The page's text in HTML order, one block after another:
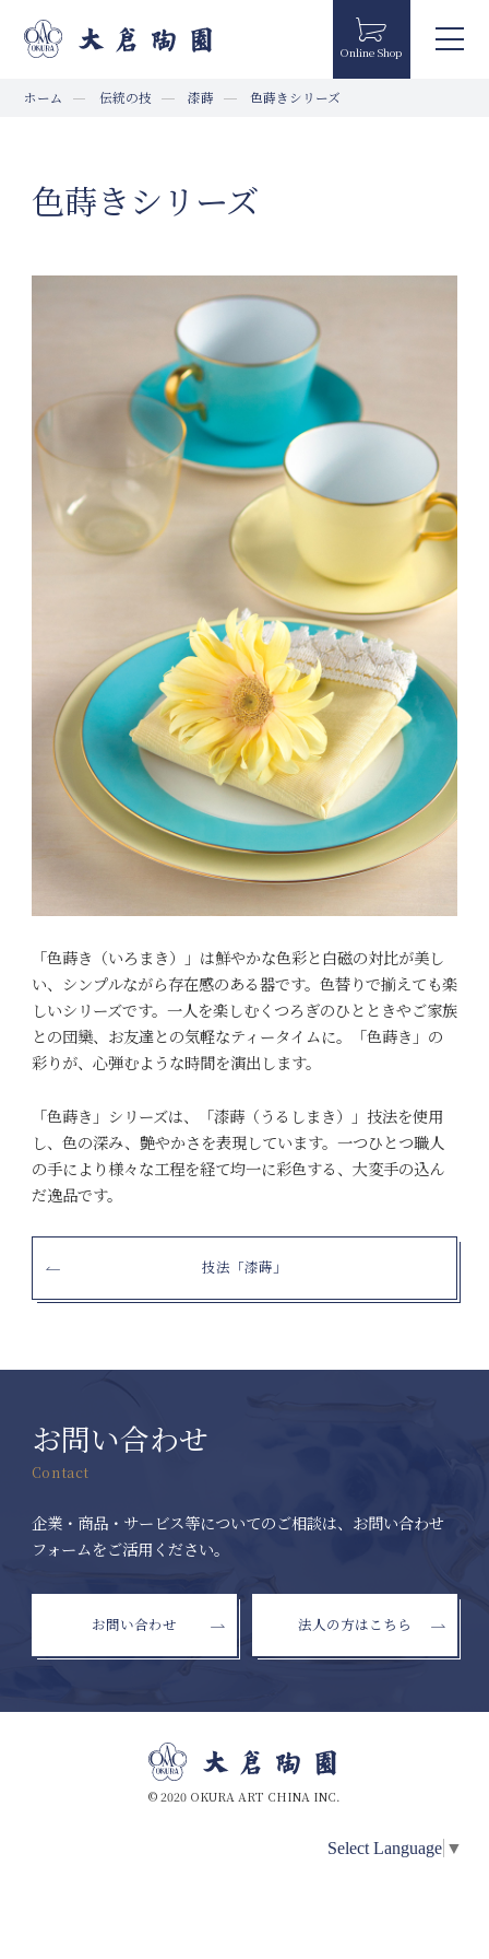
Online Shop
ホーム 伝統の技 漆蒔 色蒔きシリーズ
色蒔きシリーズ
「色蒔き（いろまき）」は鮮やかな色彩と白磁の対比が美し
い、シンプルながら存在感のある器です。色替りで揃えても楽
しいシリーズです。一人を楽しむくつろぎのひとときやご家族
との団欒、お友達との気軽なティータイムに。「色蒔き」の
彩りが、心弾むような時間を演出します。
「色蒔き」シリーズは、「漆蒔（うるしまき）」技法を使用
し、色の深み、艶やかさを表現しています。一つひとつ職人
の手により様々な工程を経て均一に彩色する、大変手の込ん
だ逸品です。
技法「漆蒔」
お問い合わせ
Contact
企業・商品・サービス等についてのご相談は、お問い合わせ
フォームをご活用ください。
お問い合わせ 法人の方はこちら
© 2020 OKURA ART CHINA INC.
Select Language ▼